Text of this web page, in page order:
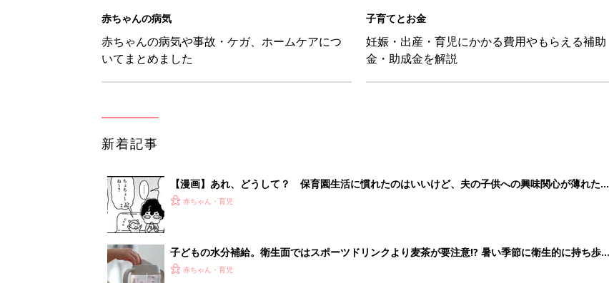
赤ちゃんの病気
赤ちゃんの病気や事故・ケガ、ホームケアにつ
いてまとめました
子育てとお金
妊娠・出産・育児にかかる費用やもらえる補助
金・助成金を解説
新着記事
【漫画】あれ、どうして？ 保育園生活に慣れたのはいいけど、夫の子供への興味関心が薄れた気
がする……！『ふうふう子育て ＃91』
赤ちゃん・育児
子どもの水分補給。衛生面ではスポーツドリンクより麦茶が要注意!? 暑い季節に衛生的に持ち歩
く3つのコツとは？【専門家監修】
赤ちゃん・育児